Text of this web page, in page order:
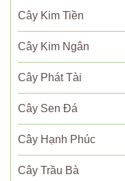
Cây Kim Tiền
Cây Kim Ngân
Cây Phát Tài
Cây Sen Đá
Cây Hạnh Phúc
Cây Trầu Bà